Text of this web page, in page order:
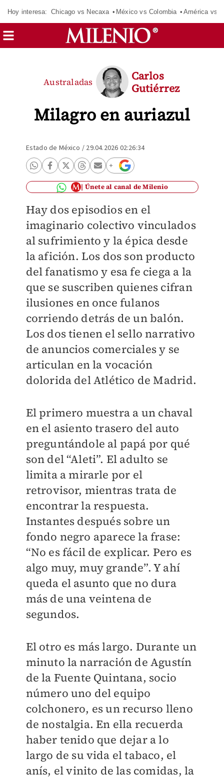
Hoy interesa: Chicago vs Necaxa México vs Colombia América vs
Milagro en auriazul
Australadas
Carlos
Gutiérrez
Estado de México / 29.04.2026 02:26:34
Únete al canal de Milenio
Hay dos episodios en el
imaginario colectivo vinculados
al sufrimiento y la épica desde
la afición. Los dos son producto
del fanatismo y esa fe ciega a la
que se suscriben quienes cifran
ilusiones en once fulanos
corriendo detrás de un balón.
Los dos tienen el sello narrativo
de anuncios comerciales y se
articulan en la vocación
dolorida del Atlético de Madrid.
El primero muestra a un chaval
en el asiento trasero del auto
preguntándole al papá por qué
son del “Aleti”. El adulto se
limita a mirarle por el
retrovisor, mientras trata de
encontrar la respuesta.
Instantes después sobre un
fondo negro aparece la frase:
“No es fácil de explicar. Pero es
algo muy, muy grande”. Y ahí
queda el asunto que no dura
más de una veintena de
segundos.
El otro es más largo. Durante un
minuto la narración de Agustín
de la Fuente Quintana, socio
número uno del equipo
colchonero, es un recurso lleno
de nostalgia. En ella recuerda
haber tenido que dejar a lo
largo de su vida el tabaco, el
anís, el vinito de las comidas, la